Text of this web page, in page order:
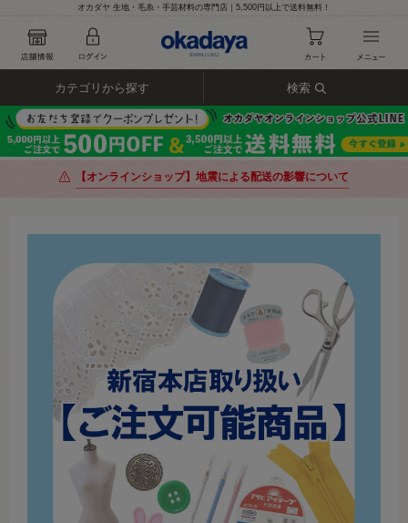
オカダヤ 生地・毛糸・手芸材料の専門店｜5,500円以上で送料無料！
カテゴリから探す 検索
【オンラインショップ】地震による配送の影響について